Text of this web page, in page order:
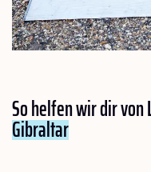
So helfen wir dir von
Gibraltar